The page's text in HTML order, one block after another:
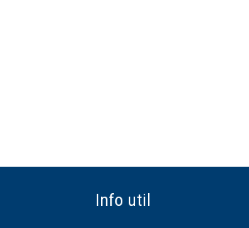
Info util